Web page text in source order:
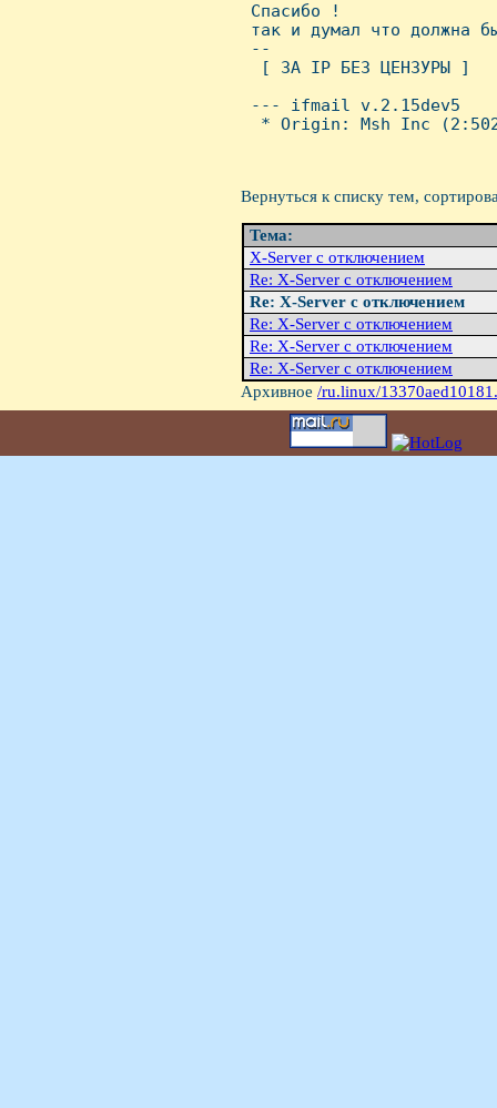
Спасибо !
так и думал что должна
--
  [ ЗА IP БЕЗ ЦЕHЗУРЫ ]
--- ifmail v.2.15dev5
* Origin: Msh Inc
Вернуться к списку тем,
Тема:
X-Server с отключением
Re: X-Server с отключением
Re: X-Server с отключением
Re: X-Server с отключением
Re: X-Server с отключением
Re: X-Server с отключением
Архивное /ru.linux/